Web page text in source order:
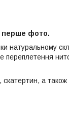
перше фото.
натуральному
переплетення
а